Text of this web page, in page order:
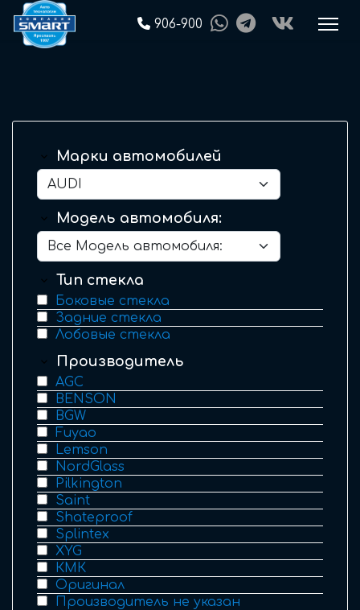
906-900
Марки автомобилей
Модель автомобиля:
Тип стекла
Боковые стекла
Задние стекла
Лобовые стекла
Производитель
AGC
BENSON
BGW
Fuyao
Lemson
NordGlass
Pilkington
Saint
Shateproof
Splintex
XYG
КМК
Оригинал
Производитель не указан